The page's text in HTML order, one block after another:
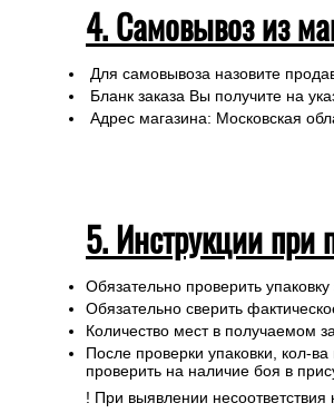
4. Самовывоз из
Для самовывоза назовите
Бланк заказа Вы получите на
Адрес магазина: Московская
5. Инструкции при
Обязательно проверить
Обязательно сверить
Количество мест в получаемом
После проверки упаковки, кол-
проверить на наличие боя в
! При выявлении несоответствия